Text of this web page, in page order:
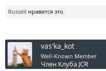
Russell нравится это.
vas'ka_kot
Well-Known Member
Член Клуба JCR